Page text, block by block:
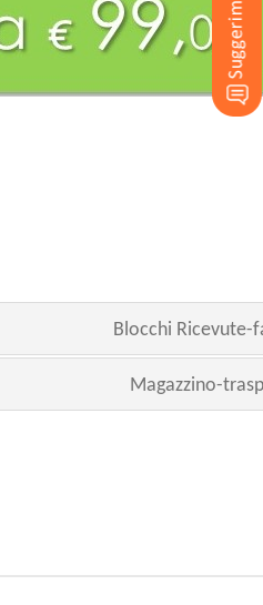
Blocchi Ricevute-
Magazzino-